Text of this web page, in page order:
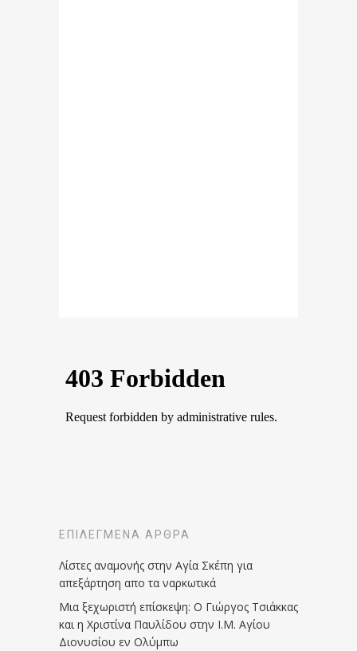
ΕΠΙΛΕΓΜΈΝΑ ΆΡΘΡΑ
Λίστες αναμονής στην Αγία Σκέπη για
απεξάρτηση απο τα ναρκωτικά
Μια ξεχωριστή επίσκεψη: Ο Γιώργος Τσιάκκας
και η Χριστίνα Παυλίδου στην Ι.Μ. Αγίου
Διονυσίου εν Ολύμπω